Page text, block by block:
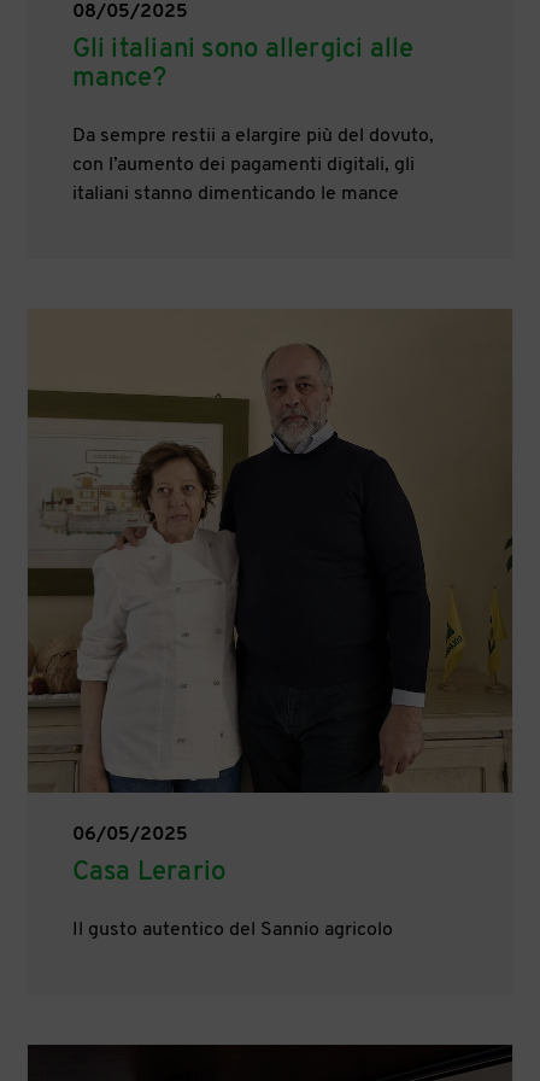
08/05/2025
Gli italiani sono allergici alle
mance?
Da sempre restii a elargire più del dovuto,
con l’aumento dei pagamenti digitali, gli
italiani stanno dimenticando le mance
06/05/2025
Casa Lerario
Il gusto autentico del Sannio agricolo